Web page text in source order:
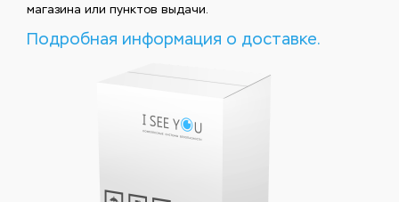
магазина или пунктов выдачи.
Подробная информация о доставке.